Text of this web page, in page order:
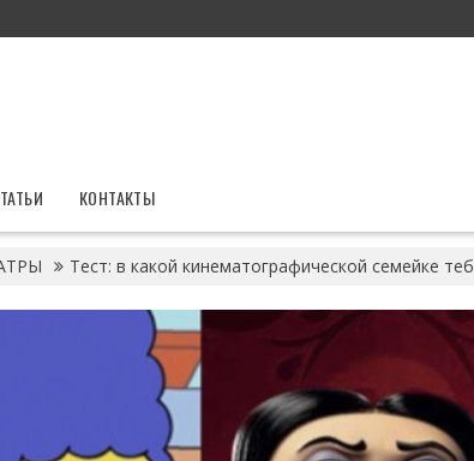
КОНТАКТЫ
Тест: в какой кинематографической семейке